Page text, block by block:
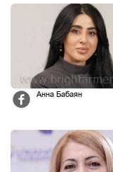
Анна Бабаян